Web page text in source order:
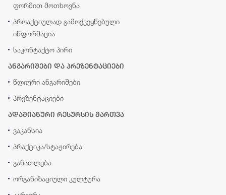
ფორმით მოთხოვნა
პროაქტიულად გამოქვეყნებული
ინფორმაცია
საკონტაქტო პირი
ანგარიშები და პრეზენტაციები
წლიური ანგარიშები
პრეზენტაციები
ადამიანური რესურსის მართვა
ვაკანსია
პრაქტიკა/სტაჟირება
განათლება
ორგანიზაციული კულტურა